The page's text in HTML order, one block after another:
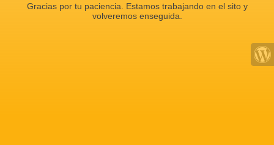
Gracias por tu paciencia. Estamos trabajando en el sito y
volveremos enseguida.